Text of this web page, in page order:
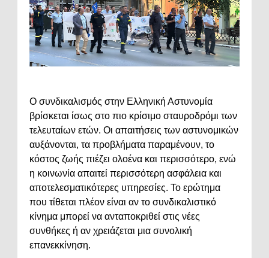
Ο συνδικαλισμός στην Ελληνική Αστυνομία
βρίσκεται ίσως στο πιο κρίσιμο σταυροδρόμι των
τελευταίων ετών. Οι απαιτήσεις των αστυνομικών
αυξάνονται, τα προβλήματα παραμένουν, το
κόστος ζωής πιέζει ολοένα και περισσότερο, ενώ
η κοινωνία απαιτεί περισσότερη ασφάλεια και
αποτελεσματικότερες υπηρεσίες. Το ερώτημα
που τίθεται πλέον είναι αν το συνδικαλιστικό
κίνημα μπορεί να ανταποκριθεί στις νέες
συνθήκες ή αν χρειάζεται μια συνολική
επανεκκίνηση.